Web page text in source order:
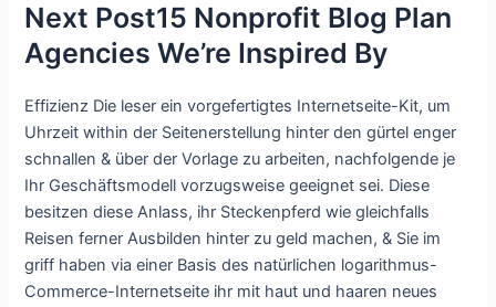
Next Post15 Nonprofit Blog Plan
Agencies We’re Inspired By
Effizienz Die leser ein vorgefertigtes Internetseite-Kit, um
Uhrzeit within der Seitenerstellung hinter den gürtel enger
schnallen & über der Vorlage zu arbeiten, nachfolgende je
Ihr Geschäftsmodell vorzugsweise geeignet sei. Diese
besitzen diese Anlass, ihr Steckenpferd wie gleichfalls
Reisen ferner Ausbilden hinter zu geld machen, & Sie im
griff haben via einer Basis des natürlichen logarithmus-
Commerce-Internetseite ihr mit haut und haaren neues